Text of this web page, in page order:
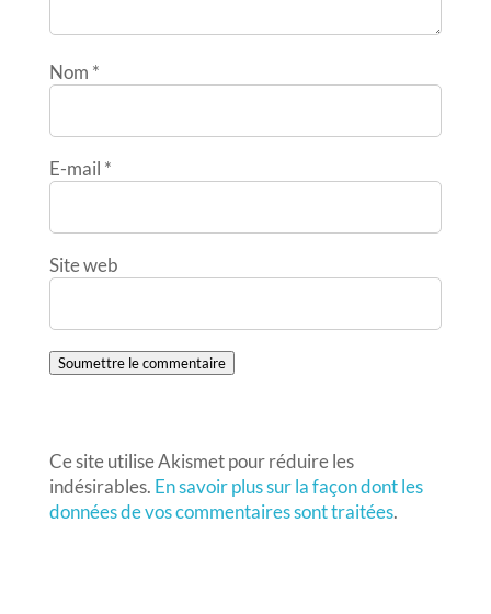
Nom *
E-mail *
Site web
Soumettre le commentaire
Ce site utilise Akismet pour réduire les
indésirables. En savoir plus sur la façon dont les
données de vos commentaires sont traitées.